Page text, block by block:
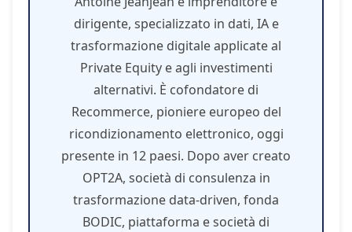
dirigente, specializzato in dati, IA e
trasformazione digitale applicate al
Private Equity e agli investimenti
alternativi. È cofondatore di
Recommerce, pioniere europeo del
ricondizionamento elettronico, oggi
presente in 12 paesi. Dopo aver creato
OPT2A, società di consulenza in
trasformazione data-driven, fonda
BODIC, piattaforma e società di